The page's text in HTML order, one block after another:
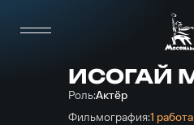
ИСОГАЙ
Роль:Актёр
Фильмография:1 работа